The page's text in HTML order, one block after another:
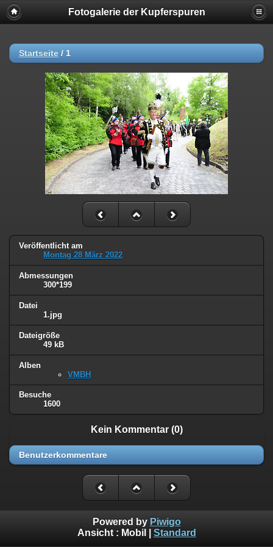
Fotogalerie der Kupferspuren
Startseite / 1
Veröffentlicht am
Montag 28 März 2022
Abmessungen
300*199
Datei
1.jpg
Dateigröße
49 kB
Alben
VMBH
Besuche
1600
Kein Kommentar (0)
Benutzerkommentare
Powered by Piwigo
Ansicht : Mobil Standard